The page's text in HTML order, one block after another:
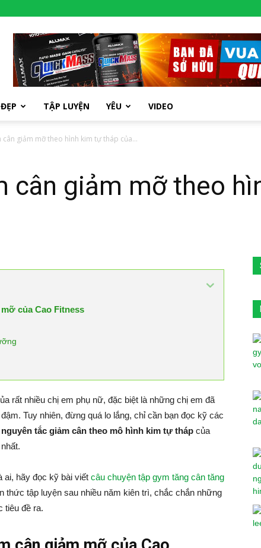
TẬP LUYỆN YÊU VIDEO
cân giảm mỡ theo hình kim tự tháp của...
cân giảm mỡ theo
của Cao Fitness
rất nhiều chị em phụ nữ, đặc biệt là những chị em đã
Tuy nhiên, đừng quá lo lắng, chỉ cần bạn đọc kỹ các
nguyên tắc giảm cân theo mô hình kim tự tháp của
ai, hãy đọc kỹ bài viết câu chuyện tập gym tăng cân tăng
thức tập luyện sau nhiều năm kiên trì, chắc chắn những
tiêu đề ra.